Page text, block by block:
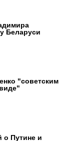
Беларуси
"советским
о Путине и